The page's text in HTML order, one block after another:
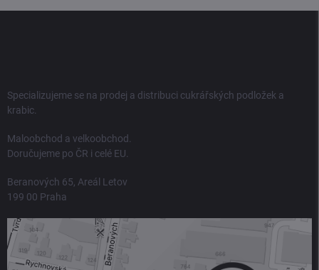
Specializujeme se na prodej a distribuci cukrářských podložek a
krabic.
Maloobchod a velkoobchod.
Doručujeme po ČR i celé EU.
Beranových 65, Areál Letov
199 00 Praha